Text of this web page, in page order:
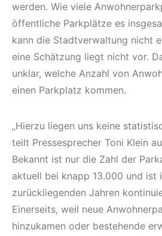
werden. Wie viele
öffentliche Parkplätze es
kann die Stadtverwaltung nicht
eine Schätzung liegt nicht vor.
unklar, welche Anzahl von
einen Parkplatz kommen.
„Hierzu liegen uns keine
teilt Pressesprecher Toni Klein
Bekannt ist nur die Zahl der
aktuell bei knapp 13.000 und ist
zurückliegenden Jahren
Einerseits, weil neue
hinzukamen oder bestehende